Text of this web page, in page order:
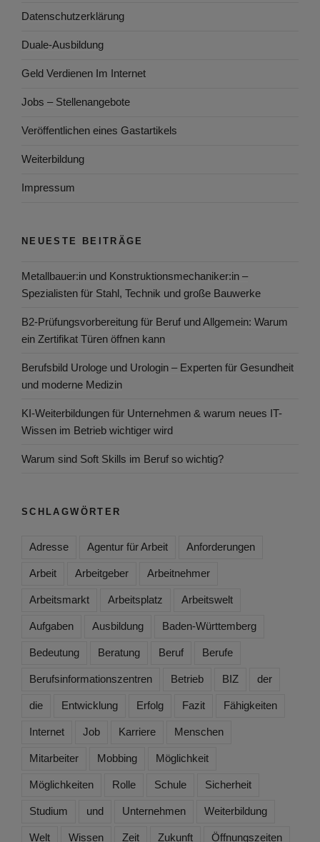
Datenschutzerklärung
Duale-Ausbildung
Geld Verdienen Im Internet
Jobs – Stellenangebote
Veröffentlichen eines Gastartikels
Weiterbildung
Impressum
NEUESTE BEITRÄGE
Metallbauer:in und Konstruktionsmechaniker:in –
Spezialisten für Stahl, Technik und große Bauwerke
B2-Prüfungsvorbereitung für Beruf und Allgemein: Warum
ein Zertifikat Türen öffnen kann
Berufsbild Urologe und Urologin – Experten für Gesundheit
und moderne Medizin
KI-Weiterbildungen für Unternehmen & warum neues IT-
Wissen im Betrieb wichtiger wird
Warum sind Soft Skills im Beruf so wichtig?
SCHLAGWÖRTER
Adresse Agentur für Arbeit Anforderungen
Arbeit Arbeitgeber Arbeitnehmer
Arbeitsmarkt Arbeitsplatz Arbeitswelt
Aufgaben Ausbildung Baden-Württemberg
Bedeutung Beratung Beruf Berufe
Berufsinformationszentren Betrieb BIZ der
die Entwicklung Erfolg Fazit Fähigkeiten
Internet Job Karriere Menschen
Mitarbeiter Mobbing Möglichkeit
Möglichkeiten Rolle Schule Sicherheit
Studium und Unternehmen Weiterbildung
Welt Wissen Zeit Zukunft Öffnungszeiten